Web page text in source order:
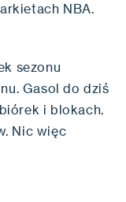
NBA.
sezonu
Gasol do dziś
i blokach.
Nic więc